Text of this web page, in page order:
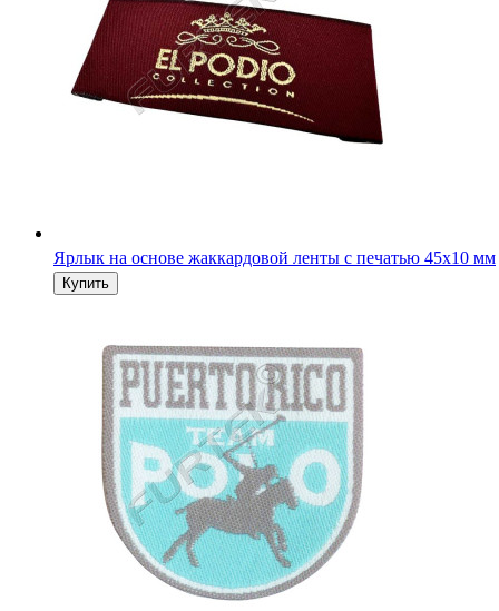
Ярлык на основе жаккардовой ленты с печатью 45х10 мм